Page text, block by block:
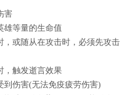
害
雄等量的生命值
，或随从在攻击时，必须先攻击
，触发逝言效果
到伤害(无法免疫疲劳伤害)